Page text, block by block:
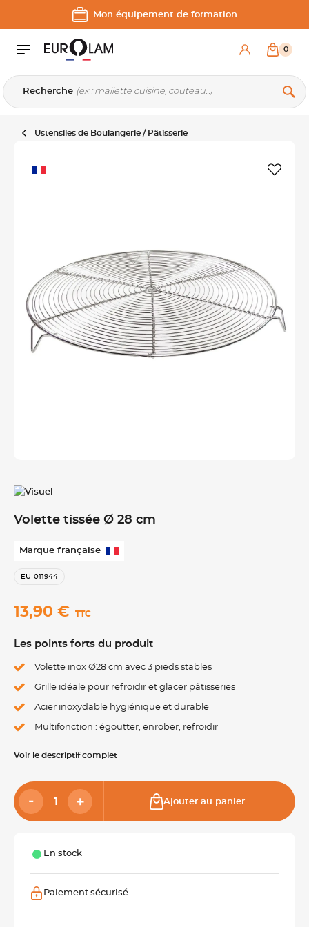
Aller au contenu
Aller à la navigation principale
Mon équipement de formation
Recherche
0
Ustensiles de Boulangerie / Pâtisserie
Volette tissée Ø 28 cm
Marque française
EU-011944
13,90 € TTC
Les points forts du produit
Volette inox Ø28 cm avec 3 pieds stables
Grille idéale pour refroidir et glacer pâtisseries
Acier inoxydable hygiénique et durable
Multifonction : égoutter, enrober, refroidir
Voir le descriptif complet
Ajouter au panier
En stock
Paiement sécurisé